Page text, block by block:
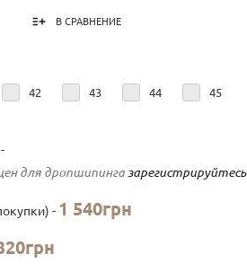
В СРАВНЕНИЕ
42 43 44 45
для дропшипинга зарегистрируйтесь
- 1 540грн